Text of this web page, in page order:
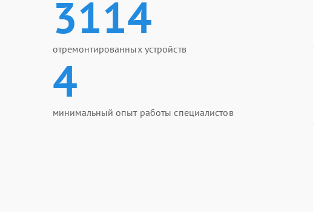
3114
отремонтированных устройств
4
минимальный опыт работы специалистов